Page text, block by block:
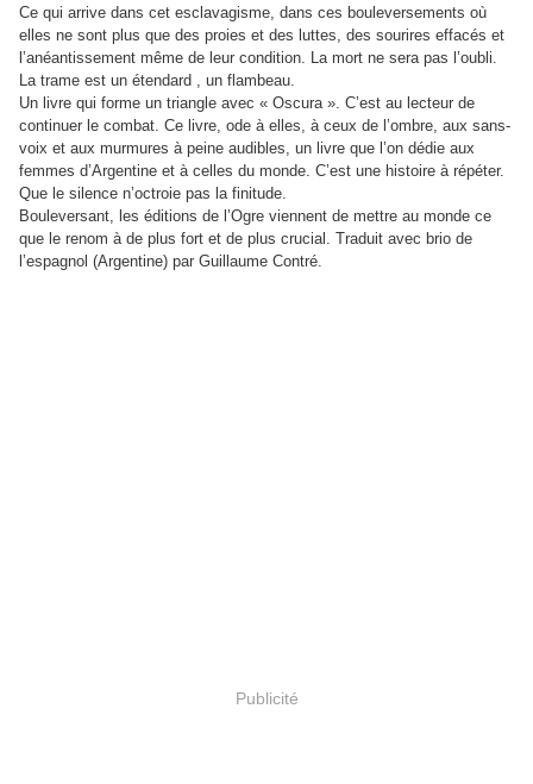
Ce qui arrive dans cet esclavagisme, dans ces bouleversements où
elles ne sont plus que des proies et des luttes, des sourires effacés et
l’anéantissement même de leur condition. La mort ne sera pas l’oubli.
La trame est un étendard , un flambeau.
Un livre qui forme un triangle avec « Oscura ». C’est au lecteur de
continuer le combat. Ce livre, ode à elles, à ceux de l’ombre, aux sans-
voix et aux murmures à peine audibles, un livre que l’on dédie aux
femmes d’Argentine et à celles du monde. C’est une histoire à répéter.
Que le silence n’octroie pas la finitude.
Bouleversant, les éditions de l’Ogre viennent de mettre au monde ce
que le renom à de plus fort et de plus crucial. Traduit avec brio de
l’espagnol (Argentine) par Guillaume Contré.
Publicité